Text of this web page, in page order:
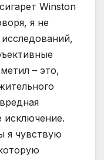
Winston
я не
– это,
исключение.
я чувствую